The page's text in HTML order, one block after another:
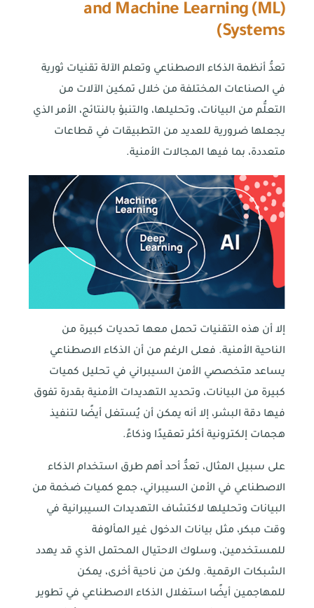
and Machine Learning (ML)
Systems
)
تعدُّ أنظمة الذكاء الاصطناعي وتعلم الآلة تقنيات ثورية
في الصناعات المختلفة من خلال تمكين الآلات من
التعلُّم من البيانات، وتحليلها، والتنبؤ بالنتائج، الأمر الذي
يجعلها ضرورية للعديد من التطبيقات في قطاعات
متعددة، بما فيها المجالات الأمنية.
إلا أن هذه التقنيات تحمل معها تحديات كبيرة من
الناحية الأمنية. فعلى الرغم من أن الذكاء الاصطناعي
يساعد متخصصي الأمن السيبراني في تحليل كميات
كبيرة من البيانات، وتحديد التهديدات الأمنية بقدرة تفوق
فيها دقة البشر، إلا أنه يمكن أن يُستغل أيضًا لتنفيذ
هجمات إلكترونية أكثر تعقيدًا وذكاءً.
على سبيل المثال، تعدُّ أحد أهم طرق استخدام الذكاء
الاصطناعي في الأمن السيبراني، جمع كميات ضخمة من
البيانات وتحليلها لاكتشاف التهديدات السيبرانية في
وقت مبكر، مثل بيانات الدخول غير المألوفة
للمستخدمين، وسلوك الاحتيال المحتمل الذي قد يهدد
الشبكات الرقمية. ولكن من ناحية أخرى، يمكن
للمهاجمين أيضًا استغلال الذكاء الاصطناعي في تطوير